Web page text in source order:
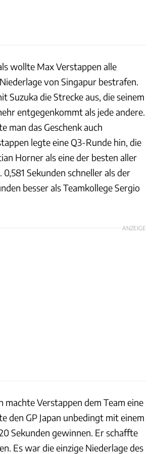
wollte Max Verstappen alle
von Singapur bestrafen.
Suzuka die Strecke aus, die seinem
entgegenkommt als jede andere.
man das Geschenk auch
legte eine Q3-Runde hin, die
Horner als eine der besten aller
Sekunden schneller als der
besser als Teamkollege Sergio
ANZEIGE
machte Verstappen dem Team eine
den GP Japan unbedingt mit einem
Sekunden gewinnen. Er schaffte
Es war die einzige Niederlage des